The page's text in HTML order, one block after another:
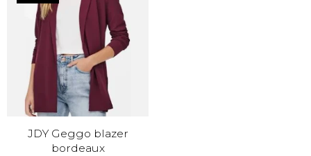
JDY Geggo blazer
bordeaux